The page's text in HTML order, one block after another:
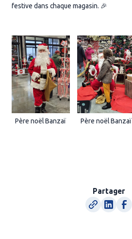
festive dans chaque magasin. 🎉
Père noël Banzaï Père noël Banzaï
Partager